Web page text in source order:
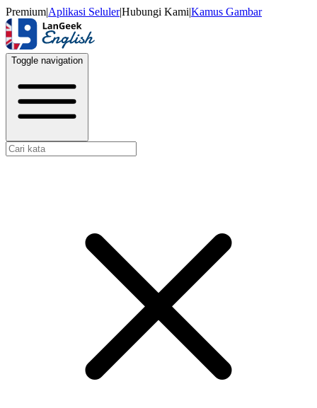
Premium|Aplikasi Seluler|Hubungi Kami|Kamus Gambar
Toggle navigation